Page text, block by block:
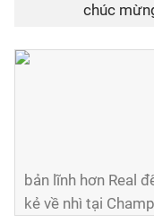
chúc
bản lĩnh hơn Real
kẻ về nhì tại